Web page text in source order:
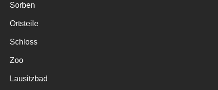
Sorben
Ortsteile
Schloss
Zoo
Lausitzbad